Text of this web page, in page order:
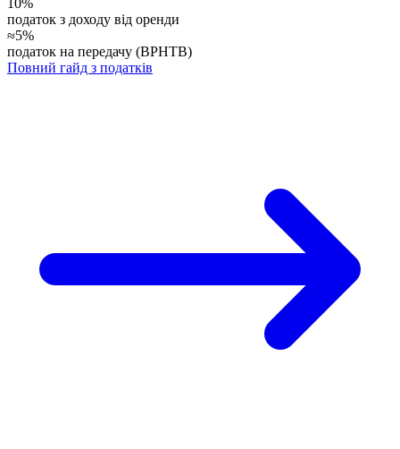
податок з доходу від оренди
≈5%
податок на передачу (BPHTB)
Повний гайд з податків